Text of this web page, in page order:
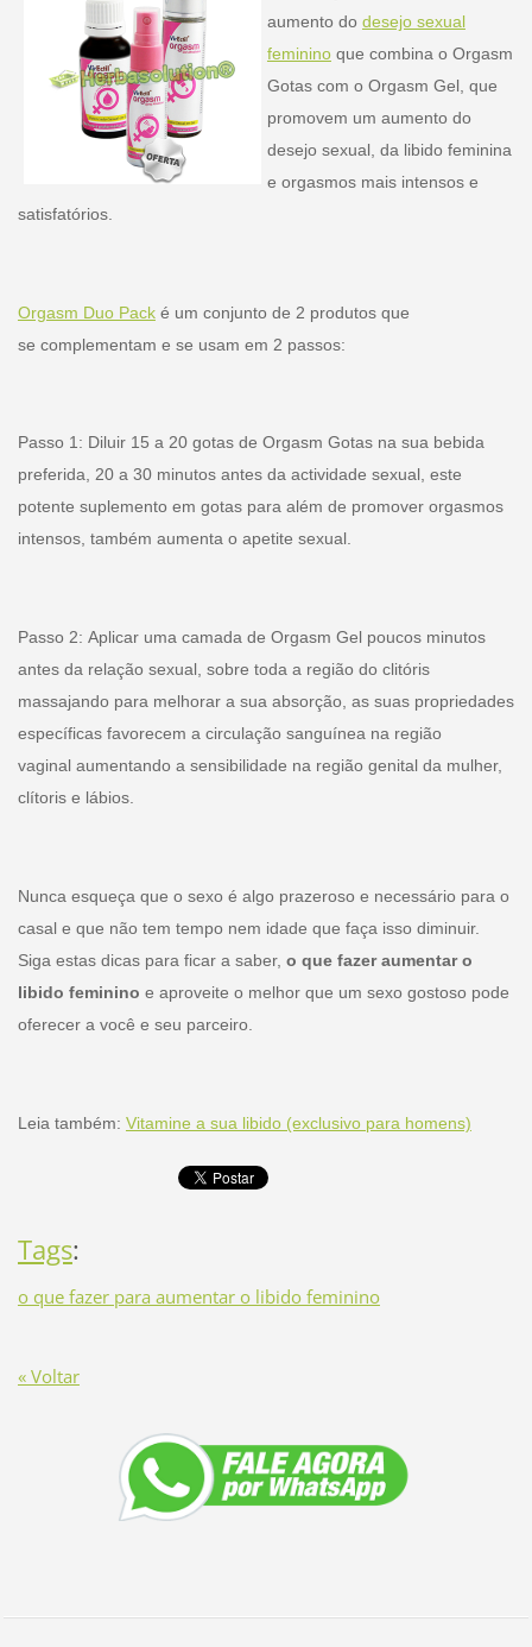
aumento do desejo sexual
femininoque combina o Orgasm
Gotas com o Orgasm Gel, que
promovem um aumento do
desejo sexual, da libido feminina
e orgasmos mais intensos e
satisfatórios.
Orgasm Duo Packé um conjunto de 2 produtos que
se complementam e se usam em 2 passos:
Passo 1: Diluir 15 a 20 gotas de Orgasm Gotas na sua bebida
preferida, 20 a 30 minutos antes da actividade sexual, este
potente suplemento em gotas para além de promover orgasmos
intensos, também aumenta o apetite sexual.
Passo 2: Aplicar uma camada de Orgasm Gel poucos minutos
antes da relação sexual, sobre toda a região do clitóris
massajando para melhorar a sua absorção, as suas propriedades
específicas favorecem a circulação sanguínea na região
vaginal aumentando a sensibilidade na região genital da mulher,
clítoris e lábios.
Nunca esqueça que o sexo é algo prazeroso e necessário para o
casal e que não tem tempo nem idade que faça isso diminuir.
Siga estas dicas para ficar a saber, o que fazer aumentar o
libido feminino e aproveite o melhor que um sexo gostoso pode
oferecer a você e seu parceiro.
Leia também: Vitamine a sua libido (exclusivo para homens)
Tags:
o que fazer para aumentar o libido feminino
« Voltar